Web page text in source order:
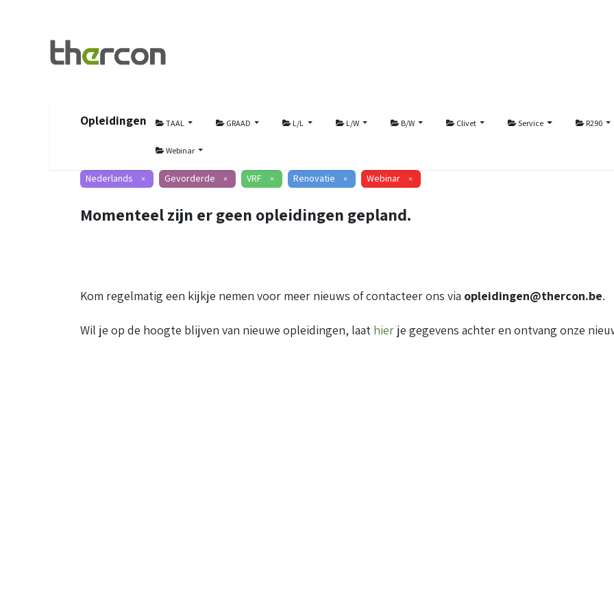
Opleidingen TAAL GRAAD L/L L/W B/W Clivet Service R290
Webinar
Nederlands × Gevorderde × VRF × Renovatie × Webinar ×
Momenteel zijn er geen opleidingen gepland.
Kom regelmatig een kijkje nemen voor meer nieuws of contacteer ons via opleidingen@thercon.be.
Wil je op de hoogte blijven van nieuwe opleidingen, laat hier je gegevens achter en ontvang onze